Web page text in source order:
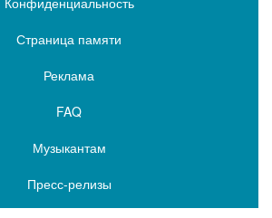
Страница памяти
Реклама
FAQ
Музыкантам
Пресс-релизы